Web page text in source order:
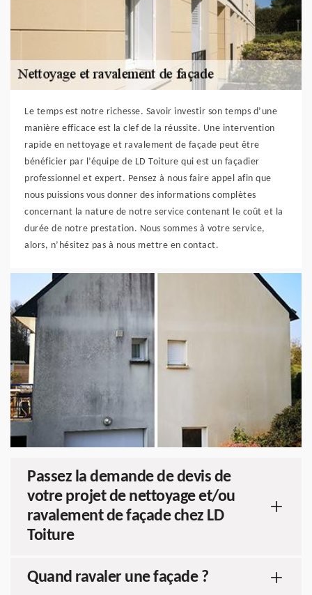
Le temps est notre richesse. Savoir investir son temps d’une
manière efficace est la clef de la réussite. Une intervention
rapide en nettoyage et ravalement de façade peut être
bénéficier par l’équipe de LD Toiture qui est un façadier
professionnel et expert. Pensez à nous faire appel afin que
nous puissions vous donner des informations complètes
concernant la nature de notre service contenant le coût et la
durée de notre prestation. Nous sommes à votre service,
alors, n’hésitez pas à nous mettre en contact.
Passez la demande de devis de
votre projet de nettoyage et/ou
ravalement de façade chez LD
Toiture
Quand ravaler une façade ?